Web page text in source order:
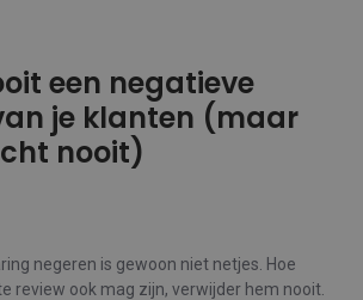
een negatieve
je klanten (maar
nooit)
negeren is gewoon niet netjes. Hoe
review ook mag zijn, verwijder hem nooit.